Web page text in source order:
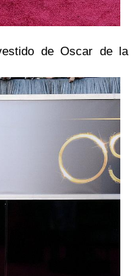
de Oscar de la